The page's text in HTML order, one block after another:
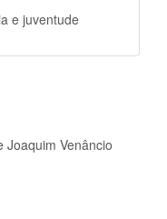
e juventude
Joaquim Venâncio